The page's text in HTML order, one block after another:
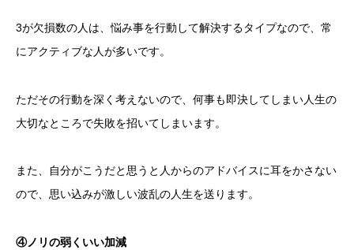
3が欠損数の人は、悩み事を行動して解決するタイプなので、常
にアクティブな人が多いです。
ただその行動を深く考えないので、何事も即決してしまい人生の
大切なところで失敗を招いてしまいます。
また、自分がこうだと思うと人からのアドバイスに耳をかさない
ので、思い込みが激しい波乱の人生を送ります。
④ノリの弱くいい加減